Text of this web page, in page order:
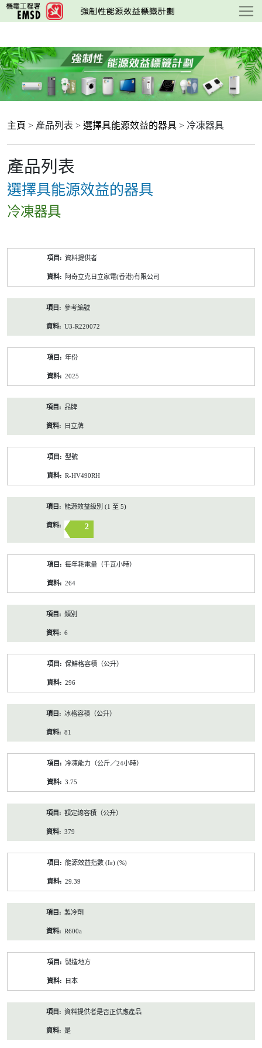
跳
至
要
內
容
主頁 > 產品列表 > 選擇具能源效益的器具 > 冷凍器具
產品列表
選擇具能源效益的器具
冷凍器具
資料提供者
阿奇立克日立家電(香港)有限公司
參考編號
U3-R220072
年份
2025
品牌
日立牌
型號
R-HV490RH
能源效益級別 (1 至 5)
2
每年耗電量（千瓦小時）
264
類別
6
保鮮格容積（公升）
296
冰格容積（公升）
81
冷凍能力（公斤／24小時）
3.75
額定總容積（公升）
379
能源效益指數 (Iε) (%)
29.39
製冷劑
R600a
製造地方
日本
資料提供者是否正供應產品
是